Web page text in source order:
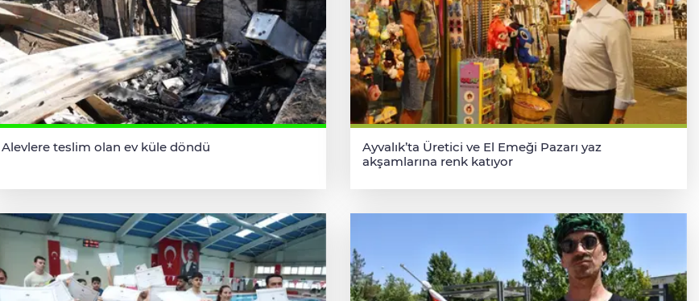
Alevlere teslim olan ev küle döndü
Ayvalık’ta Üretici ve El Emeği Pazarı yaz
akşamlarına renk katıyor